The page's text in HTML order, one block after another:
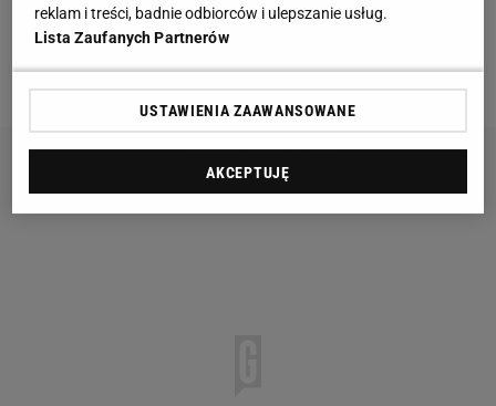
tak, jak w meczu z Kluczborkiem, że oddajemy
dwadzieścia strzałów, a żadna
siatki - mówi trener Artur Derbin.
reklam i treści, badnie odbiorców i ulepszanie usług.
Lista Zaufanych Partnerów
USTAWIENIA ZAAWANSOWANE
AKCEPTUJĘ